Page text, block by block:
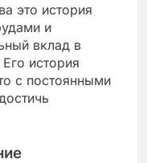
это история
и
вклад в
история
с постоянными